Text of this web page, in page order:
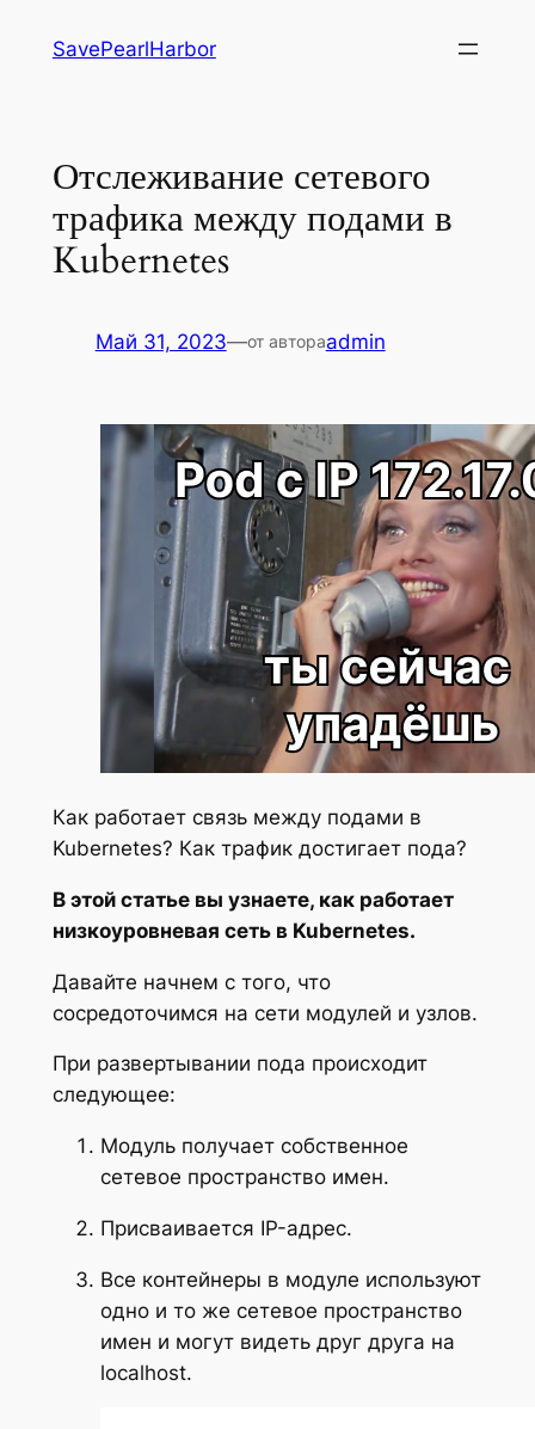
SavePearlHarbor
Отслеживание сетевого
трафика между подами в
Kubernetes
Май 31, 2023—от автораadmin
Как работает связь между подами в
Kubernetes? Как трафик достигает пода?
В этой статье вы узнаете, как работает
низкоуровневая сеть в Kubernetes.
Давайте начнем с того, что
сосредоточимся на сети модулей и узлов.
При развертывании пода происходит
следующее:
Модуль получает собственное
сетевое пространство имен.
Присваивается IP-адрес.
Все контейнеры в модуле используют
одно и то же сетевое пространство
имен и могут видеть друг друга на
localhost.